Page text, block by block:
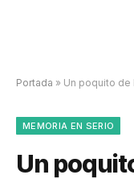
Portada » Un poquito de
MEMORIA EN SERIO
Un